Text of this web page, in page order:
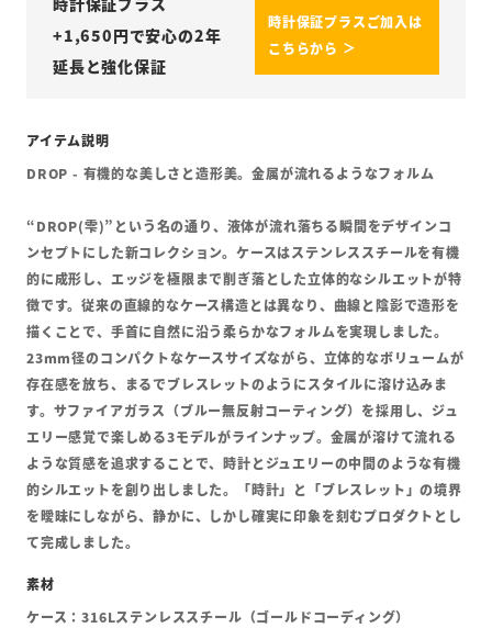
+1,650円で安心の2年
延長と強化保証
時計保証プラスご加入は
こちらから ＞
DROP - 有機的な美しさと造形美。金属が流れるようなフォルム
“DROP(雫)”という名の通り、液体が流れ落ちる瞬間をデザインコ
ンセプトにした新コレクション。ケースはステンレススチールを有機
的に成形し、エッジを極限まで削ぎ落とした立体的なシルエットが特
徴です。従来の直線的なケース構造とは異なり、曲線と陰影で造形を
描くことで、手首に自然に沿う柔らかなフォルムを実現しました。
23mm径のコンパクトなケースサイズながら、立体的なボリュームが
存在感を放ち、まるでブレスレットのようにスタイルに溶け込みま
す。サファイアガラス（ブルー無反射コーティング）を採用し、ジュ
エリー感覚で楽しめる3モデルがラインナップ。金属が溶けて流れる
ような質感を追求することで、時計とジュエリーの中間のような有機
的シルエットを創り出しました。「時計」と「ブレスレット」の境界
を曖昧にしながら、静かに、しかし確実に印象を刻むプロダクトとし
て完成しました。
ケース：316Lステンレススチール（ゴールドコーディング）